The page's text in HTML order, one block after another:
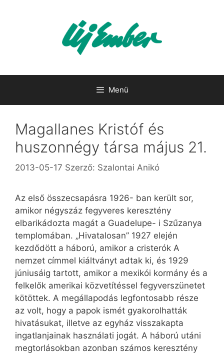
Menü
Magallanes Kristóf és
huszonnégy társa május 21.
2013-05-17 Szerző: Szalontai Anikó
Az első összecsapásra 1926- ban került sor,
amikor négyszáz fegyveres keresztény
elbarikádozta magát a Guadelupe- i Szűzanya
templomában. „Hivatalosan” 1927 elején
kezdődött a háború, amikor a cristerók A
nemzet címmel kiáltványt adtak ki, és 1929
júniusáig tartott, amikor a mexikói kormány és a
felkelők amerikai közvetítéssel fegyverszünetet
kötöttek. A megállapodás legfontosabb része
az volt, hogy a papok ismét gyakorolhatták
hivatásukat, illetve az egyház visszakapta
ingatlanjainak használati jogát. A háború utáni
megtorlásokban azonban számos keresztény